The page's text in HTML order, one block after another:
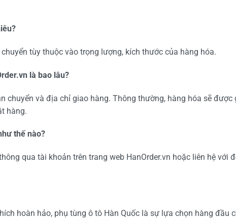
tùy thuộc vào trọng lượng, kích thước của hàng hóa.
là bao lâu?
chuyển và địa chỉ giao hàng. Thông thường, hàng hóa sẽ được
hàng.
thế nào?
qua tài khoản trên trang web HanOrder.vn hoặc liên hệ với
hoàn hảo, phụ tùng ô tô Hàn Quốc là sự lựa chọn hàng đầu